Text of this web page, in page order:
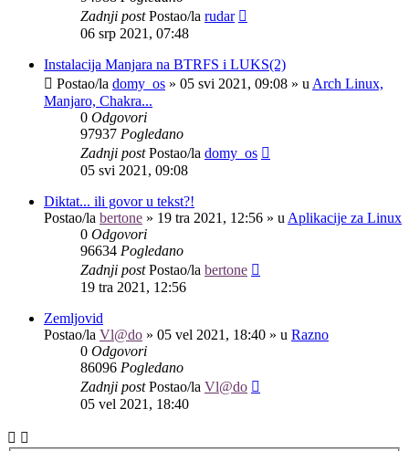
Zadnji postPostao/la rudar
06 srp 2021, 07:48
Instalacija Manjara na BTRFS i LUKS(2)
Postao/la domy_os » 05 svi 2021, 09:08 » u Arch Linux,
Manjaro, Chakra...
0 Odgovori
97937 Pogledano
Zadnji postPostao/la domy_os
05 svi 2021, 09:08
Diktat... ili govor u tekst?!
Postao/la bertone » 19 tra 2021, 12:56 » u Aplikacije za Linux
0 Odgovori
96634 Pogledano
Zadnji postPostao/la bertone
19 tra 2021, 12:56
Zemljovid
Postao/la Vl@do » 05 vel 2021, 18:40 » u Razno
0 Odgovori
86096 Pogledano
Zadnji postPostao/la Vl@do
05 vel 2021, 18:40